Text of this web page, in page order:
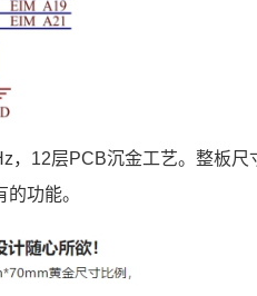
，12层PCB沉金工艺。整板
功能。